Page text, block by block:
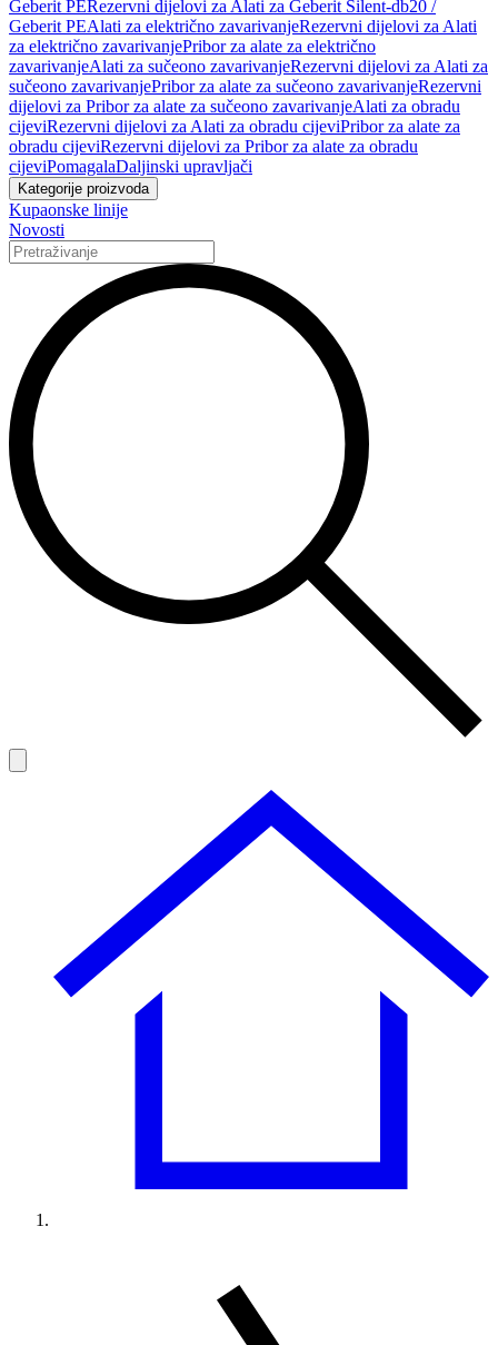
Geberit PERezervni dijelovi za Alati za Geberit Silent-db20 /
Geberit PEAlati za električno zavarivanjeRezervni dijelovi za Alati
za električno zavarivanjePribor za alate za električno
zavarivanjeAlati za sučeono zavarivanjeRezervni dijelovi za Alati za
sučeono zavarivanjePribor za alate za sučeono zavarivanjeRezervni
dijelovi za Pribor za alate za sučeono zavarivanjeAlati za obradu
cijeviRezervni dijelovi za Alati za obradu cijeviPribor za alate za
obradu cijeviRezervni dijelovi za Pribor za alate za obradu
cijeviPomagalaDaljinski upravljači
Kategorije proizvoda
Kupaonske linije
Novosti